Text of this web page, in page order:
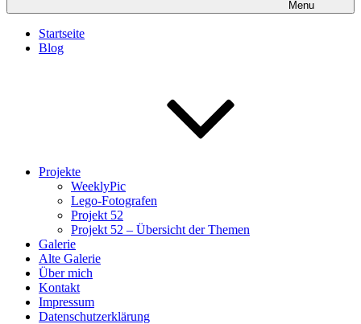
Menu
Startseite
Blog
Projekte
WeeklyPic
Lego-Fotografen
Projekt 52
Projekt 52 – Übersicht der Themen
Galerie
Alte Galerie
Über mich
Kontakt
Impressum
Datenschutzerklärung